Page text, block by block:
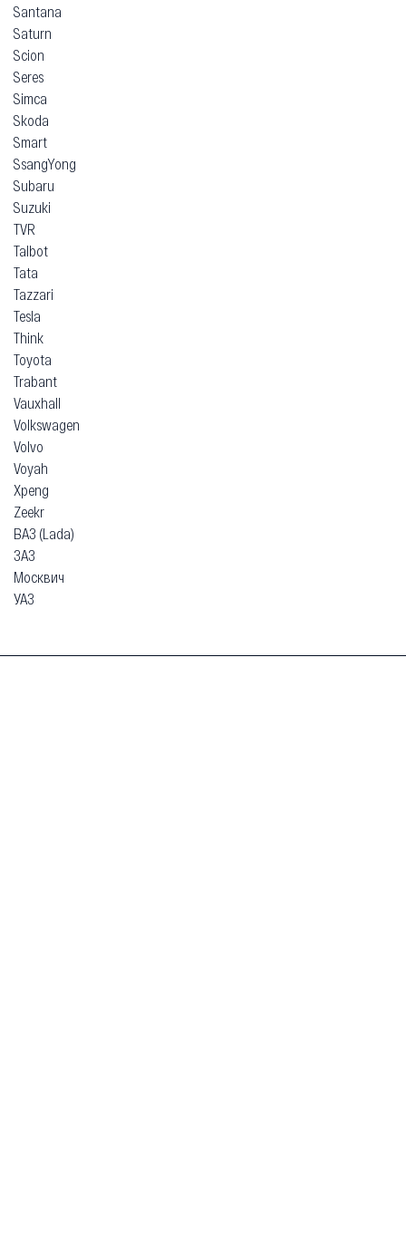
Santana
Saturn
Scion
Seres
Simca
Skoda
Smart
SsangYong
Subaru
Suzuki
TVR
Talbot
Tata
Tazzari
Tesla
Think
Toyota
Trabant
Vauxhall
Volkswagen
Volvo
Voyah
Xpeng
Zeekr
ВАЗ (Lada)
ЗАЗ
Москвич
УАЗ